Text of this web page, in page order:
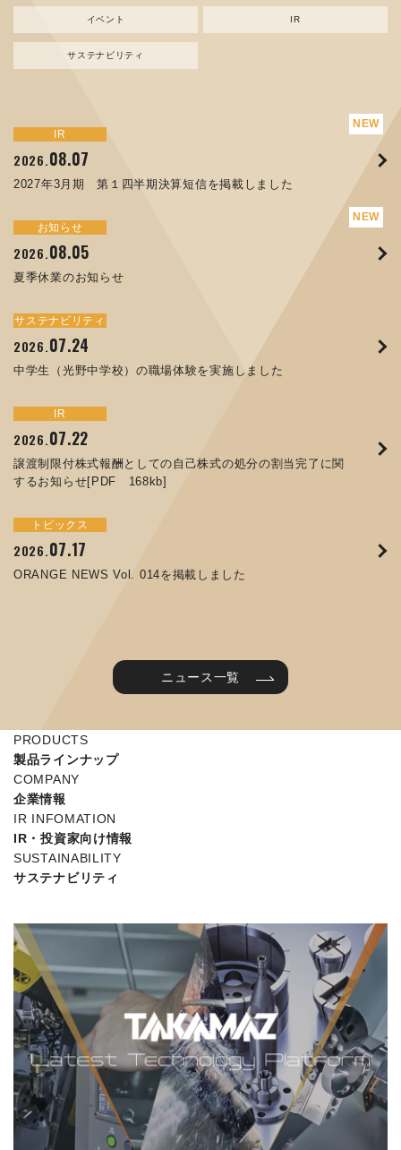
イベント IR
サステナビリティ
IR
2026.08.07
2027年3月期 第１四半期決算短信を掲載しました
お知らせ
2026.08.05
夏季休業のお知らせ
サステナビリティ
2026.07.24
中学生（光野中学校）の職場体験を実施しました
IR
2026.07.22
譲渡制限付株式報酬としての自己株式の処分の割当完了に関
するお知らせ[PDF 168kb]
トピックス
2026.07.17
ORANGE NEWS Vol. 014を掲載しました
新規事業
2024.04.10
資源ごみAI 自動選別機 販売開始のお知らせ
お知らせ
2026.08.05
夏季休業のお知らせ
お知らせ
2025.11.17
コラムを更新しました：MECT2025(メカトロテックジャパ
お知らせ
2025. 09.02
お知らせ
2025.05.29
コラムを更新しました：MEX金沢2025(第61回機械工業見本
お知らせ
2025.05.15
トピックス
2026.07.17
ORANGE NEWS Vol. 014を掲載しました
トピックス
2026.04.17
ORANGE NEWS Vol. 013を掲載しました
トピックス
2025.10.01
高松流技Vol.25を掲載しました
トピックス
2025.09.10
ORANGE NEWS Vol. 011を掲載しました
2025.07.31
ORANGE NEWS Vol. 010を掲載しました
イベント
2026.04.03
MEX金沢2026 出展のご案内 ※終了しました
イベント
2025.08.29
MECT 2025 出展のご案内 ※終了しました
イベント
2025.04.16
MEX金沢2025 出展のご案内 ※終了しました
イベント
2024.09.26
JIMTOF2024 出展のご案内 ※終了しました
2024.05.13
MEX金沢2024 学生向け会社説明コーナー予約のご案内 ※
終了しました
IR
2026.08.07
2027年3月期 第１四半期決算短信を掲載しました
IR
2026.07.22
譲渡制限付株式報酬としての自己株式の処分の割当完了に関
IR
2026. 07.07
IR
2026.07.01
コーポレートガバナンス報告書を更新しました
IR
2026.06.26
第65回定時株主総会のご報告を掲載しました
サステナビリティ
2026.07.24
中学生（光野中学校）の職場体験を実施しました
サステナビリティ
2026.06.12
人材戦略を策定しました
サステナビリティ
2026.03.26
「健康経営優良法人２０２６（大規模法人部門）」に認定さ
サステナビリティ
2025.12.09
令和７年度石川県ワークライフバランス企業知事表彰「優良
サステナビリティ
2025.12.04
ニュース一覧
PRODUCTS
製品ラインナップ
COMPANY
企業情報
IR INFOMATION
IR・投資家向け情報
SUSTAINABILITY
サステナビリティ